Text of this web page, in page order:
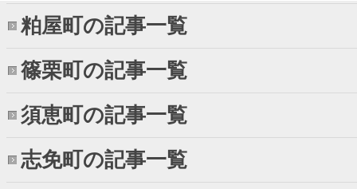
粕屋町の記事一覧
篠栗町の記事一覧
須恵町の記事一覧
志免町の記事一覧